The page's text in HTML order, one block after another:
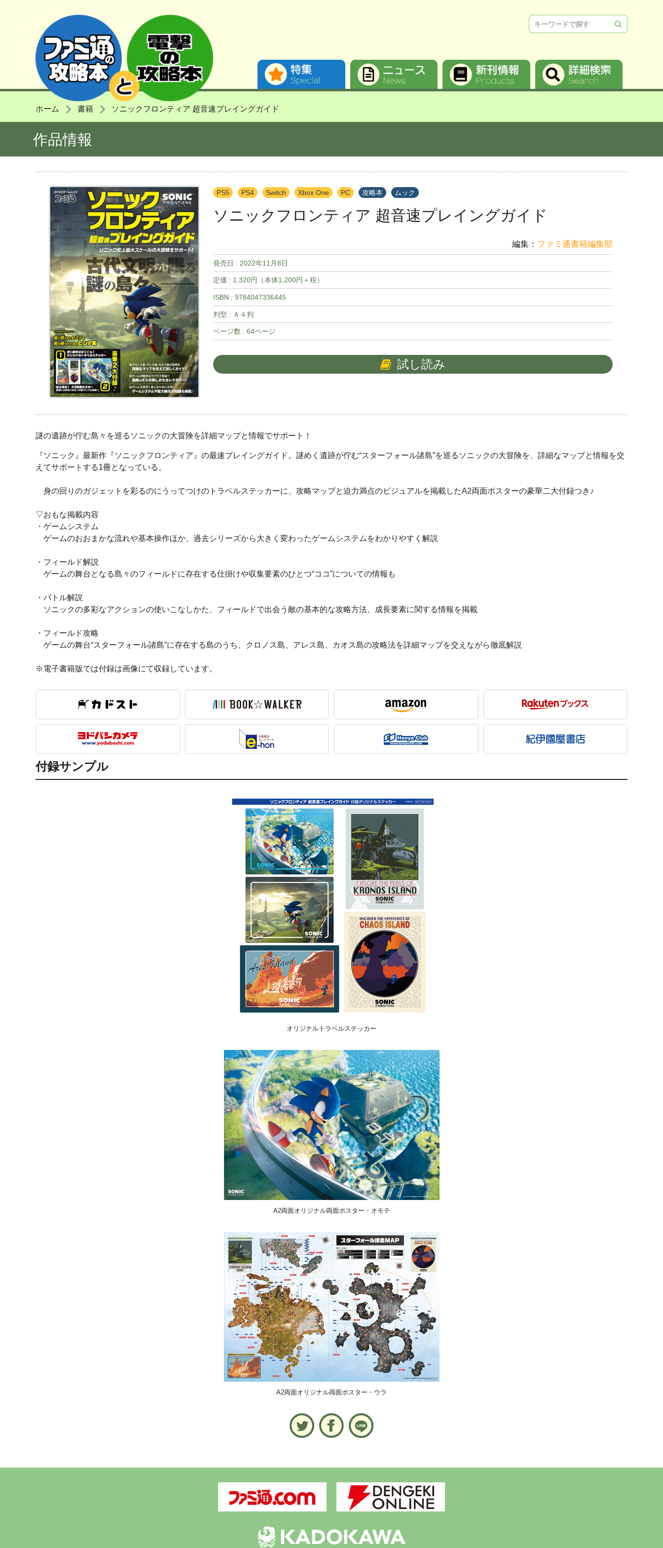
ホーム 書籍 ソニックフロンティア 超音速プレイングガイド
作品情報
PS5 PS4 Switch Xbox One PC 攻略本 ムック
ソニックフロンティア 超音速プレイングガイド
編集： ファミ通書籍編集部
発売日 : 2022年11月8日
定価 : 1,320円（本体1,200円＋税）
ISBN : 9784047336445
判型 : Ａ４判
ページ数 : 64ページ
試し読み
謎の遺跡が佇む島々を巡るソニックの大冒険を詳細マップと情報でサポート！
『ソニック』最新作『ソニックフロンティア』の最速プレイングガイド。謎めく遺跡が佇む“スターフォール諸島”を巡るソニックの大冒険を、詳細なマップと情報を交
えてサポートする1冊となっている。
身の回りのガジェットを彩るのにうってつけのトラベルステッカーに、攻略マップと迫力満点のビジュアルを掲載したA2両面ポスターの豪華二大付録つき♪
▽おもな掲載内容
・ゲームシステム
ゲームのおおまかな流れや基本操作ほか、過去シリーズから大きく変わったゲームシステムをわかりやすく解説
・フィールド解説
ゲームの舞台となる島々のフィールドに存在する仕掛けや収集要素のひとつ“ココ”についての情報も
・バトル解説
ソニックの多彩なアクションの使いこなしかた、フィールドで出会う敵の基本的な攻略方法、成長要素に関する情報を掲載
・フィールド攻略
ゲームの舞台“スターフォール諸島”に存在する島のうち、クロノス島、アレス島、カオス島の攻略法を詳細マップを交えながら徹底解説
※電子書籍版では付録は画像にて収録しています。
付録サンプル
オリジナルトラベルステッカー
A2両面オリジナル両面ポスター・オモテ
A2両面オリジナル両面ポスター・ウラ